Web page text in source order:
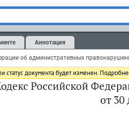
(ст. 1.1 - 1.8)
(ст. 2.1 - 2.10)
Аннотация
статус документа будет изменен.
Российской
от 30